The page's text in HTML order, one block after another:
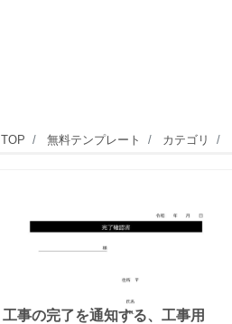
TOP 無料テンプレート カテゴリ
工事の完了を通知する、工事用